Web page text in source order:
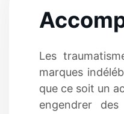
Les
marques
que ce soit un
engendrer